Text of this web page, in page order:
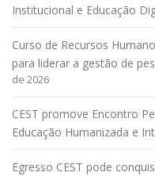
Institucional e Educação
Curso de Recursos
para liderar a gestão de
de 2026
CEST promove Encontro
Educação Humanizada e
Egresso CEST pode